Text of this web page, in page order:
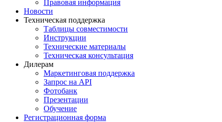
Правовая информация
Новости
Техническая поддержка
Таблицы совместимости
Инструкции
Технические материалы
Техническая консультация
Дилерам
Маркетинговая поддержка
Запрос на API
Фотобанк
Презентации
Обучение
Регистрационная форма